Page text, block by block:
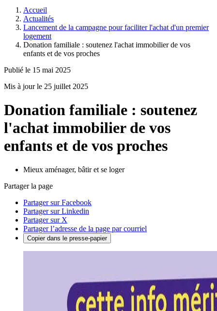
Accueil
Actualités
Lancement de la campagne pour faciliter l'achat d'un premier
logement
Donation familiale : soutenez l'achat immobilier de vos
enfants et de vos proches
Publié le 15 mai 2025
Mis à jour le 25 juillet 2025
Donation familiale : soutenez
l'achat immobilier de vos
enfants et de vos proches
Mieux aménager, bâtir et se loger
Partager la page
Partager sur Facebook
Partager sur Linkedin
Partager sur X
Partager l’adresse de la page par courriel
Copier dans le presse-papier